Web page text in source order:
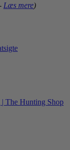
Læs mere)
| The Hunting Shop